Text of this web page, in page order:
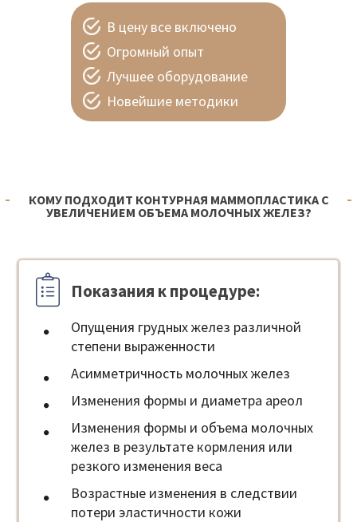
В цену все включено
Огромный опыт
Лучшее оборудование
Новейшие методики
КОМУ ПОДХОДИТ КОНТУРНАЯ МАММОПЛАСТИКА С
УВЕЛИЧЕНИЕМ ОБЪЕМА МОЛОЧНЫХ ЖЕЛЕЗ?
Показания к процедуре:
Опущения грудных желез различной
степени выраженности
Асимметричность молочных желез
Изменения формы и диаметра ареол
Изменения формы и объема молочных
желез в результате кормления или
резкого изменения веса
Возрастные изменения в следствии
потери эластичности кожи